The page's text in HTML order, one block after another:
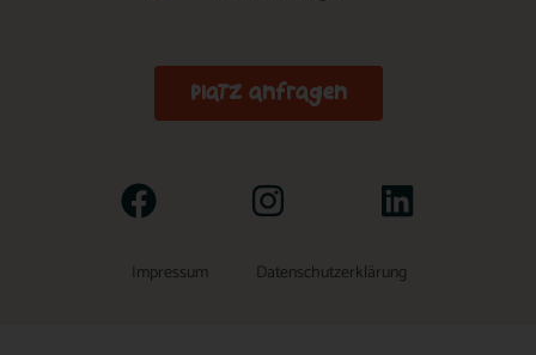
Platz anfragen
Impressum Datenschutzerklärung